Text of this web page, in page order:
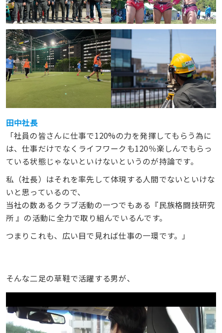
田中社長
「社員の皆さんに仕事で120%の力を発揮してもらう為に
は、仕事だけでなくライフワークも120％楽しんでもらっ
ている状態じゃないといけないというのが持論です。
私（社長）はそれを率先して体現する人間でないといけな
いと思っているので、
当社の数あるクラブ活動の一つでもある『民族格闘技研究
所 』の活動に全力で取り組んでいるんです。
つまりこれも、広い目で見れば仕事の一環です。」
そんな二足の草鞋で活躍する男が、